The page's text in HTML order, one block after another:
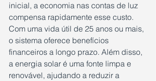
inicial, a economia nas contas de luz
compensa rapidamente esse custo.
Com uma vida útil de 25 anos ou mais,
o sistema oferece benefícios
financeiros a longo prazo. Além disso,
a energia solar é uma fonte limpa e
renovável, ajudando a reduzir a